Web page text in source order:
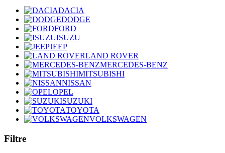
DACIA
DODGE
FORD
ISUZU
JEEP
LAND ROVER
MERCEDES-BENZ
MITSUBISHI
NISSAN
OPEL
SUZUKI
TOYOTA
VOLKSWAGEN
Filtre